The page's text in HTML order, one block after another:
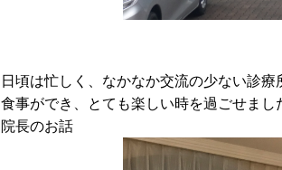
日頃は忙しく、なかなか交流の少ない診
食事ができ、とても楽しい時を過ごせまし
院長のお話